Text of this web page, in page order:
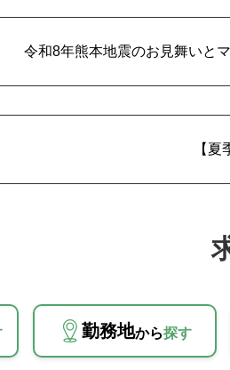
令和8年熊本地震のお見舞いと
【夏
勤務地から探す